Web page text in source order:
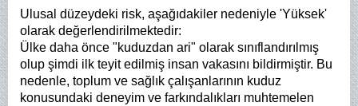
Ulusal düzeydeki risk, aşağıdakiler nedeniyle 'Yüksek'
olarak değerlendirilmektedir:
Ülke daha önce "kuduzdan ari" olarak sınıflandırılmış
olup şimdi ilk teyit edilmiş insan vakasını bildirmiştir. Bu
nedenle, toplum ve sağlık çalışanlarının kuduz
konusundaki deneyim ve farkındalıkları muhtemelen